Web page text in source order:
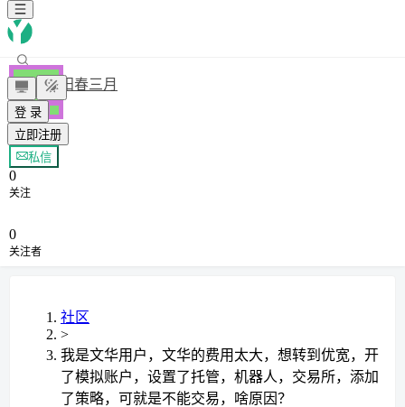
登 录
立即注册
阳春三月
+ 关注
私信
0
关注
0
关注者
社区
>
我是文华用户，文华的费用太大，想转到优宽，开
了模拟账户，设置了托管，机器人，交易所，添加
了策略，可就是不能交易，啥原因？